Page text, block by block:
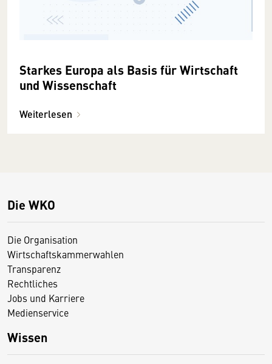
Starkes Europa als Basis für Wirtschaft
und Wissenschaft
Weiterlesen
Die WKO
Die Organisation
Wirtschaftskammerwahlen
Transparenz
Rechtliches
Jobs und Karriere
Medienservice
Wissen